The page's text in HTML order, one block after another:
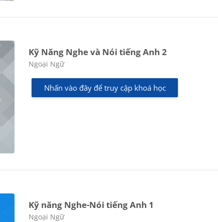
Kỹ Năng Nghe và Nói tiếng Anh 2
Các loại khóa học
Ngoại Ngữ
Nhấn vào đây để truy cập khoá học
Kỹ năng Nghe-Nói tiếng Anh 1
Các loại khóa học
Ngoại Ngữ